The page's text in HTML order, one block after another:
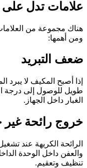
علامات تدل على
هناك مجموعة من
ومن أهمها:
ضعف التبريد
إذا أصبح المكيف لا يبرد
طويل للوصول إلى درجة
الغبار داخل الجهاز.
خروج رائحة غير
الرائحة الكريهة عند
والعفن داخل الوحدة
تنظيف وتعقيم.